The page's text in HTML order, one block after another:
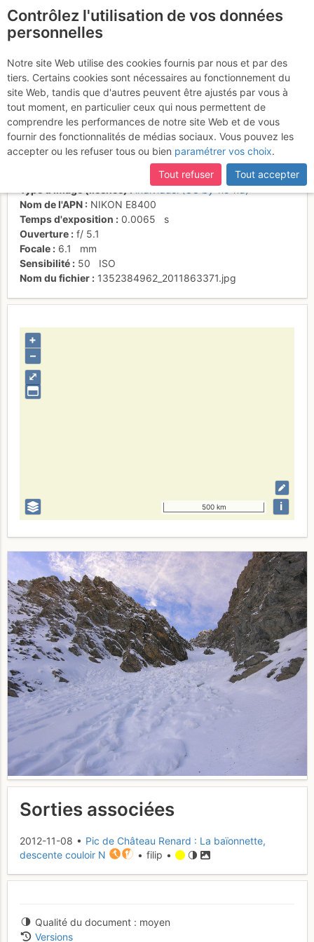
Dans la 2nde partie du
couloir
Activités
Date/heure
individuel (CC by-nc-nd)
Nom de l'APN
NIKON E8400
Temps d'exposition
0.0065
s
Ouverture
f/ 5.1
Focale
6.1
mm
Sensibilité
50
ISO
Nom du fichier
1352384962_2011863371.jpg
⤢
+
–
500 km i
Sorties associées
2012-11-08 • Pic de Château Renard : La baïonnette,
descente couloir N
• filip •
Qualité du document
moyen
Versions
Contrôlez l'utilisation de vos données
personnelles
Notre site Web utilise des cookies fournis par nous et par des
tiers. Certains cookies sont nécessaires au fonctionnement du
site Web, tandis que d'autres peuvent être ajustés par vous à
tout moment, en particulier ceux qui nous permettent de
comprendre les performances de notre site Web et de vous
fournir des fonctionnalités de médias sociaux. Vous pouvez les
accepter ou les refuser tous ou bien paramétrer vos choix.
Tout refuser
Tout accepter